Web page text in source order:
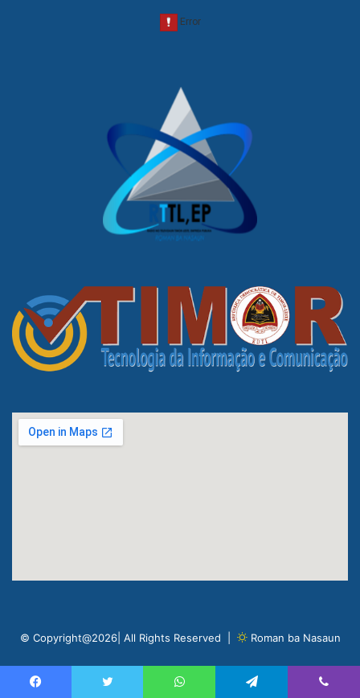
© Copyright@2026| All Rights Reserved | Roman ba Nasaun